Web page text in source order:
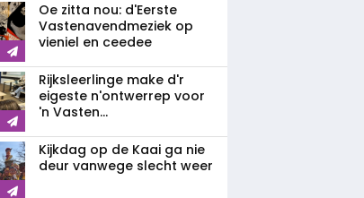
Oe zitta nou: d'Eerste
Vastenavendmeziek op
vieniel en ceedee
Rijksleerlinge make d'r
eigeste n'ontwerrep voor
'n Vasten...
Kijkdag op de Kaai ga nie
deur vanwege slecht weer